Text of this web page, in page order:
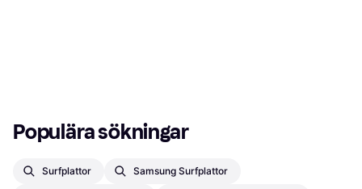
Populära sökningar
Surfplattor Samsung Surfplattor